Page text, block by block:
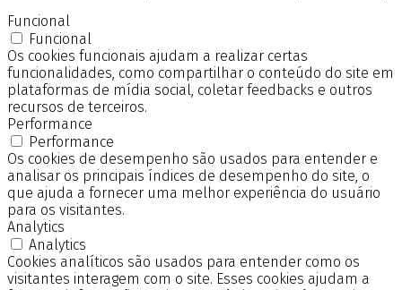
Funcional
Funcional
Os cookies funcionais ajudam a realizar certas
funcionalidades, como compartilhar o conteúdo do site em
plataformas de mídia social, coletar feedbacks e outros
recursos de terceiros.
Performance
Performance
Os cookies de desempenho são usados para entender e
analisar os principais índices de desempenho do site, o
que ajuda a fornecer uma melhor experiência do usuário
para os visitantes.
Analytics
Analytics
Cookies analíticos são usados para entender como os
visitantes interagem com o site. Esses cookies ajudam a